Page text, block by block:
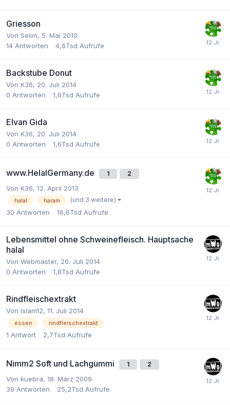
Griesson
Von Selim, 5. Mai 2010
14 Antworten 4,6Tsd Aufrufe
Backstube Donut
Von K36, 20. Juli 2014
0 Antworten 1,6Tsd Aufrufe
Elvan Gida
Von K36, 20. Juli 2014
0 Antworten 1,6Tsd Aufrufe
www.HelalGermany.de 1 2
Von K36, 12. April 2013
halal haram (und 3 weitere)
30 Antworten 16,6Tsd Aufrufe
Lebensmittel ohne Schweinefleisch. Hauptsache
halal
Von Webmaster, 20. Juli 2014
0 Antworten 1,8Tsd Aufrufe
Rindfleischextrakt
Von Islam12, 11. Juli 2014
essen rindfleischextrakt
1 Antwort 2,7Tsd Aufrufe
Nimm2 Soft und Lachgummi 1 2
Von kuebra, 18. März 2009
39 Antworten 25,2Tsd Aufrufe